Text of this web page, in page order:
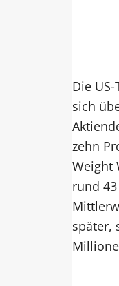
Die
sich
zehn
Weight
rund
später,